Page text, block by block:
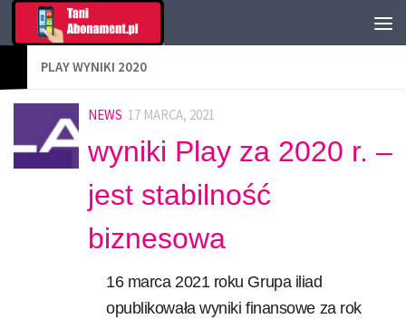
PLAY WYNIKI 2020
NEWS 17 MARCA, 2021
wyniki Play za 2020 r. –
jest stabilność
biznesowa
16 marca 2021 roku Grupa iliad
opublikowała wyniki finansowe za rok